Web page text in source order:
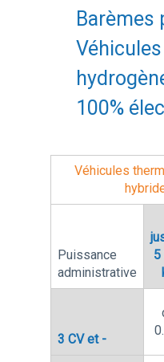
Barèmes
100%
Véhicules
Puissance
administrative
5
3 CV et -